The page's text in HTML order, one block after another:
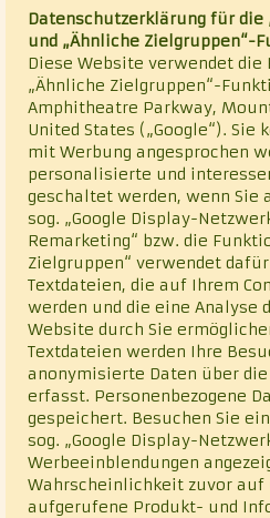
Datenschutzerklärung für die
und „Ähnliche Zielgruppen“-
Diese Website verwendet die
„Ähnliche Zielgruppen“-
Amphitheatre Parkway,
United States („Google“).
mit Werbung angesprochen
personalisierte und
geschaltet werden, wenn Sie
sog. „Google Display-
Remarketing“ bzw. die
Zielgruppen“ verwendet dafür
Textdateien, die auf Ihrem
werden und die eine Analyse
Website durch Sie
Textdateien werden Ihre
anonymisierte Daten über
erfasst. Personenbezogene
gespeichert. Besuchen Sie
sog. „Google Display-
Werbeeinblendungen
Wahrscheinlichkeit zuvor auf
aufgerufene Produkt- und